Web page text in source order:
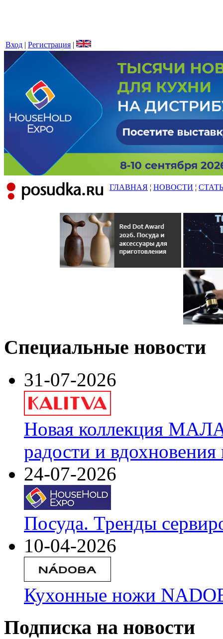
Вход | Регистрация |
ГЛАВНАЯ ¦ НОВОСТИ ¦
Специальные новости
31-07-2026
Новая коллекция
радости и
24-07-2026
Посуда. Тренды
10-04-2026
Кухонные ножи
Подписка на новости